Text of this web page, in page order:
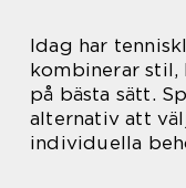
Idag har
kombinerar
på bästa sätt.
alternativ att
individuella